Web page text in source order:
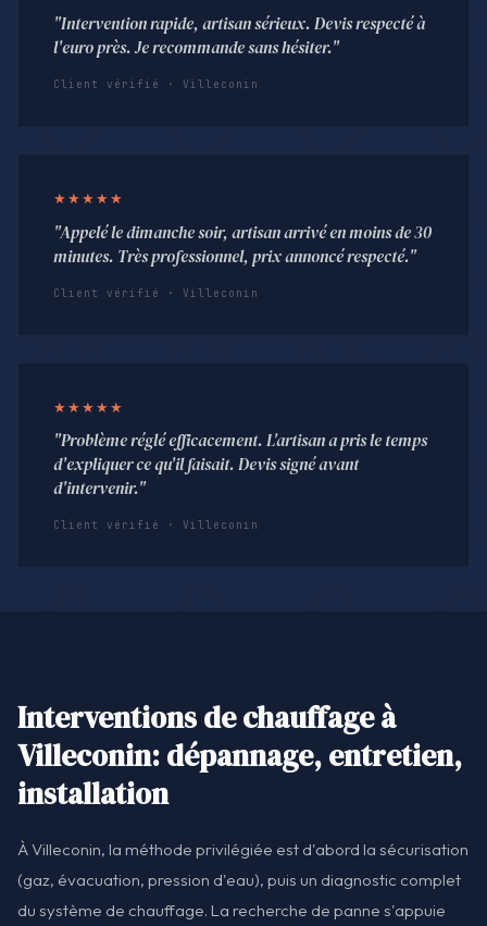
"Intervention rapide, artisan sérieux. Devis respecté à
l'euro près. Je recommande sans hésiter."
Client vérifié · Villeconin
★★★★★
"Appelé le dimanche soir, artisan arrivé en moins de 30
minutes. Très professionnel, prix annoncé respecté."
Client vérifié · Villeconin
★★★★★
"Problème réglé efficacement. L'artisan a pris le temps
d'expliquer ce qu'il faisait. Devis signé avant
d'intervenir."
Client vérifié · Villeconin
Interventions de chauffage à
Villeconin: dépannage, entretien,
installation
À Villeconin, la méthode privilégiée est d'abord la sécurisation
(gaz, évacuation, pression d'eau), puis un diagnostic complet
du système de chauffage. La recherche de panne s'appuie